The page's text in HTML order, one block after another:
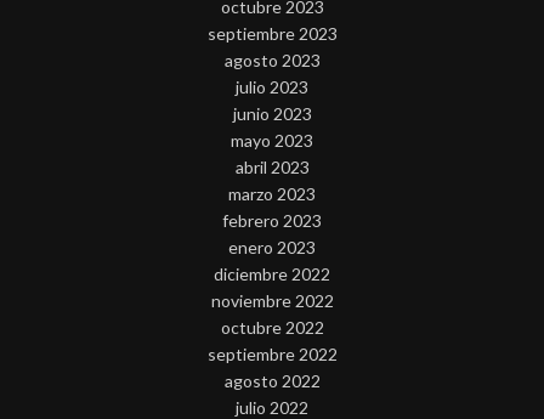
octubre 2023
septiembre 2023
agosto 2023
julio 2023
junio 2023
mayo 2023
abril 2023
marzo 2023
febrero 2023
enero 2023
diciembre 2022
noviembre 2022
octubre 2022
septiembre 2022
agosto 2022
julio 2022